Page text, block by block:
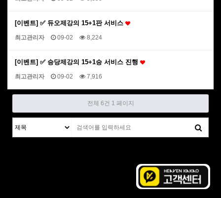
[이벤트] ✅ 듀오제강의 15+1판 서비스
최고관리자 09-02 8,224
[이벤트] ✅ 승당제강의 15+1승 서비스 진행
최고관리자 09-02 7,916
전체 6건 1 페이지